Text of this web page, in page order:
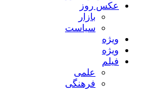
عکس روز
بازار
سیاست
ویژه
ویژه
فیلم
علمی
فرهنگی